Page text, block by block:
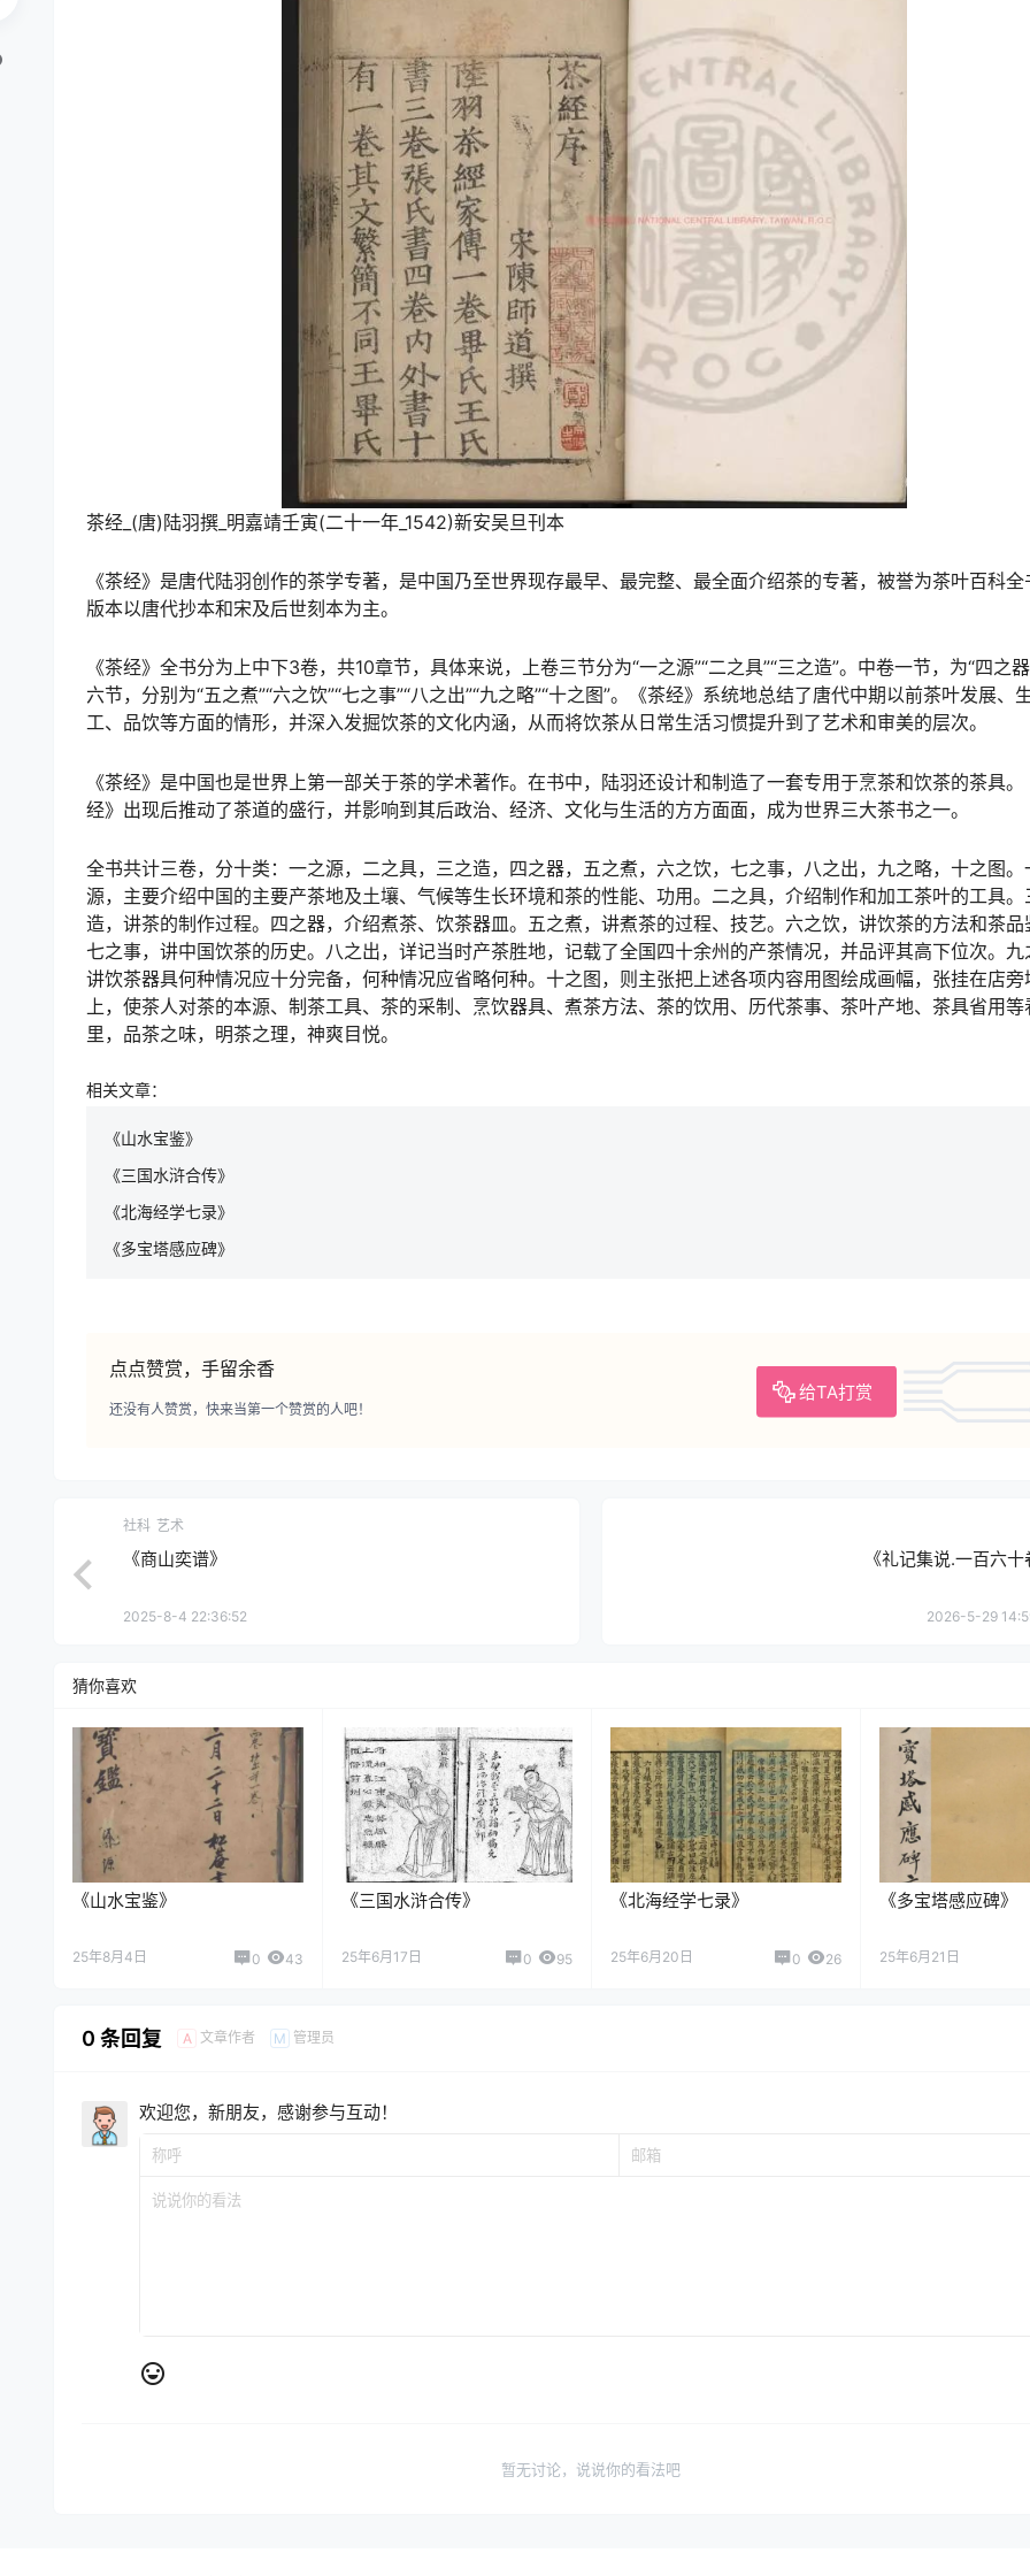
茶经_(唐)陆羽撰_明嘉靖壬寅(二十一年_1542)新安吴旦刊本
《茶经》是唐代陆羽创作的茶学专著，是中国乃至世界现存最早、最完整、最全面介绍茶的专著，被誉为茶叶百科全
版本以唐代抄本和宋及后世刻本为主。
《茶经》全书分为上中下3卷，共10章节，具体来说，上卷三节分为“一之源”“二之具”“三之造”。中卷一节，为“四之
六节，分别为“五之煮”“六之饮”“七之事”“八之出”“九之略”“十之图”。《茶经》系统地总结了唐代中期以前茶叶发展、
工、品饮等方面的情形，并深入发掘饮茶的文化内涵，从而将饮茶从日常生活习惯提升到了艺术和审美的层次。
《茶经》是中国也是世界上第一部关于茶的学术著作。在书中，陆羽还设计和制造了一套专用于烹茶和饮茶的茶具。
经》出现后推动了茶道的盛行，并影响到其后政治、经济、文化与生活的方方面面，成为世界三大茶书之一。
全书共计三卷，分十类：一之源，二之具，三之造，四之器，五之煮，六之饮，七之事，八之出，九之略，十之图。
源，主要介绍中国的主要产茶地及土壤、气候等生长环境和茶的性能、功用。二之具，介绍制作和加工茶叶的工具。
造，讲茶的制作过程。四之器，介绍煮茶、饮茶器皿。五之煮，讲煮茶的过程、技艺。六之饮，讲饮茶的方法和茶品
七之事，讲中国饮茶的历史。八之出，详记当时产茶胜地，记载了全国四十余州的产茶情况，并品评其高下位次。九
讲饮茶器具何种情况应十分完备，何种情况应省略何种。十之图，则主张把上述各项内容用图绘成画幅，张挂在店旁
上，使茶人对茶的本源、制茶工具、茶的采制、烹饮器具、煮茶方法、茶的饮用、历代茶事、茶叶产地、茶具省用等
里，品茶之味，明茶之理，神爽目悦。
相关文章：
《山水宝鉴》
《三国水浒合传》
《北海经学七录》
《多宝塔感应碑》
点点赞赏，手留余香
给TA打赏
还没有人赞赏，快来当第一个赞赏的人吧！
社科 艺术
《商山奕谱》
2025-8-4 22:36:52
《礼记集说.一百六十
2026-5-29
猜你喜欢
《山水宝鉴》
25年8月4日 0 43
《三国水浒合传》
25年6月17日 0 95
《北海经学七录》
25年6月20日 0 26
《多宝塔感应碑》
25年6月21日
0 条回复 A 文章作者 M 管理员
欢迎您，新朋友，感谢参与互动！
暂无讨论，说说你的看法吧